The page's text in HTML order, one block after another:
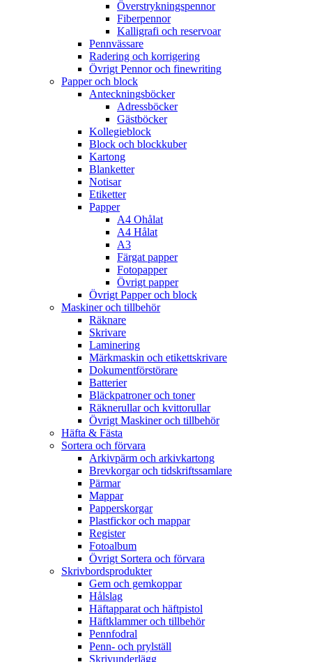
Överstrykningspennor
Fiberpennor
Kalligrafi och reservoar
Pennvässare
Radering och korrigering
Övrigt Pennor och finewriting
Papper och block
Anteckningsböcker
Adressböcker
Gästböcker
Kollegieblock
Block och blockkuber
Kartong
Blanketter
Notisar
Etiketter
Papper
A4 Ohålat
A4 Hålat
A3
Färgat papper
Fotopapper
Övrigt papper
Övrigt Papper och block
Maskiner och tillbehör
Räknare
Skrivare
Laminering
Märkmaskin och etikettskrivare
Dokumentförstörare
Batterier
Bläckpatroner och toner
Räknerullar och kvittorullar
Övrigt Maskiner och tillbehör
Häfta & Fästa
Sortera och förvara
Arkivpärm och arkivkartong
Brevkorgar och tidskriftssamlare
Pärmar
Mappar
Papperskorgar
Plastfickor och mappar
Register
Fotoalbum
Övrigt Sortera och förvara
Skrivbordsprodukter
Gem och gemkoppar
Hålslag
Häftapparat och häftpistol
Häftklammer och tillbehör
Pennfodral
Penn- och prylställ
Skrivunderlägg